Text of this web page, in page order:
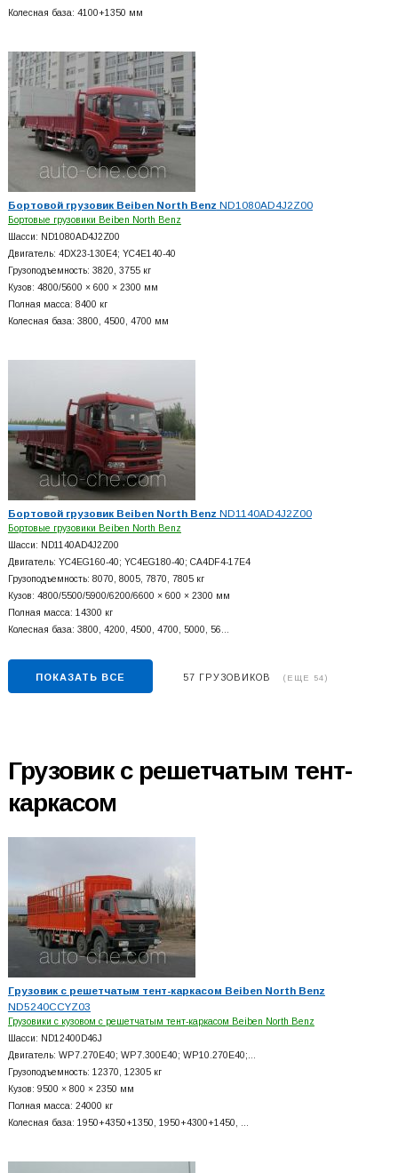
Колесная база: 4100+1350 мм
Бортовой грузовик Beiben North Benz ND1080AD4J2Z00
Бортовые грузовики Beiben North Benz
Шасси: ND1080AD4J2Z00
Двигатель: 4DX23-130E4; YC4E140-40
Грузоподъемность: 3820, 3755 кг
Кузов: 4800/5600 × 600 × 2300 мм
Полная масса: 8400 кг
Колесная база: 3800, 4500, 4700 мм
Бортовой грузовик Beiben North Benz ND1140AD4J2Z00
Бортовые грузовики Beiben North Benz
Шасси: ND1140AD4J2Z00
Двигатель: YC4EG160-40; YC4EG180-40; CA4DF4-17E4
Грузоподъемность: 8070, 8005, 7870, 7805 кг
Кузов: 4800/5500/5900/6200/6600 × 600 × 2300 мм
Полная масса: 14300 кг
Колесная база: 3800, 4200, 4500, 4700, 5000, 56…
ПОКАЗАТЬ ВСЕ 57 ГРУЗОВИКОВ (ЕЩЕ 54)
Грузовик с решетчатым тент-
каркасом
Грузовик с решетчатым тент-каркасом Beiben North Benz
ND5240CCYZ03
Грузовики с кузовом с решетчатым тент-каркасом Beiben North Benz
Шасси: ND12400D46J
Двигатель: WP7.270E40; WP7.300E40; WP10.270E40;…
Грузоподъемность: 12370, 12305 кг
Кузов: 9500 × 800 × 2350 мм
Полная масса: 24000 кг
Колесная база: 1950+4350+1350, 1950+4300+1450, …